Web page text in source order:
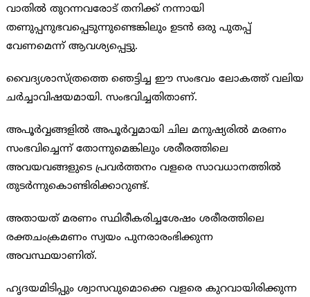
വാതില്‍ തുറന്നവരോട് തനിക്ക് നന്നായി
തണുപ്പനുഭവപ്പെടുന്നുണ്ടെങ്കിലും ഉടന്‍ ഒരു പുതപ്പ്
വേണമെന്ന് ആവശ്യപ്പെട്ടു.
വൈദ്യശാസ്ത്രത്തെ ഞെട്ടിച്ച ഈ സംഭവം ലോകത്ത് വലിയ
ചര്‍ച്ചാവിഷയമായി. സംഭവിച്ചതിതാണ്.
അപൂര്‍വ്വങ്ങളില്‍ അപൂര്‍വ്വമായി ചില മനുഷ്യരില്‍ മരണം
സംഭവിച്ചെന്ന് തോന്നുമെങ്കിലും ശരീരത്തിലെ
അവയവങ്ങളുടെ പ്രവര്‍ത്തനം വളരെ സാവധാനത്തില്‍
തുടര്‍ന്നുകൊണ്ടിരിക്കാറുണ്ട്.
അതായത് മരണം സ്ഥിരീകരിച്ചശേഷം ശരീരത്തിലെ
രക്തചംക്രമണം സ്വയം പുനരാരംഭിക്കുന്ന
അവസ്ഥയാണിത്.
ഹൃദയമിടിപ്പും ശ്വാസവുമൊക്കെ വളരെ കുറവായിരിക്കുന്ന